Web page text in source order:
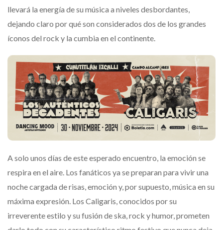
llevará la energía de su música a niveles desbordantes,
dejando claro por qué son considerados dos de los grandes
íconos del rock y la cumbia en el continente.
A solo unos días de este esperado encuentro, la emoción se
respira en el aire. Los fanáticos ya se preparan para vivir una
noche cargada de risas, emoción y, por supuesto, música en su
máxima expresión. Los Caligaris, conocidos por su
irreverente estilo y su fusión de ska, rock y humor, prometen